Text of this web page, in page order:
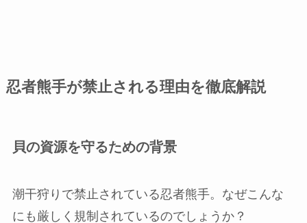
忍者熊手が禁止される理由を徹底解説
貝の資源を守るための背景
潮干狩りで禁止されている忍者熊手。なぜこんな
にも厳しく規制されているのでしょうか？